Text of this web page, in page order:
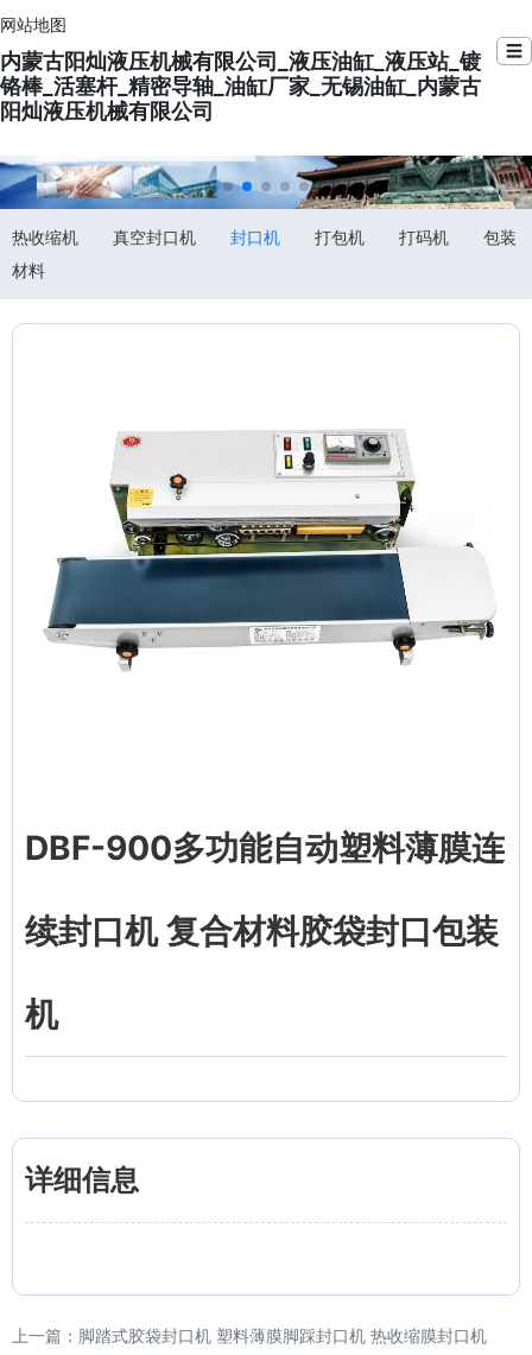
网站地图
内蒙古阳灿液压机械有限公司_液压油缸_液压站_镀
铬棒_活塞杆_精密导轴_油缸厂家_无锡油缸_内蒙古
阳灿液压机械有限公司
☰
热收缩机 真空封口机 封口机 打包机 打码机
包装
材料
DBF-900多功能自动塑料薄膜连
续封口机 复合材料胶袋封口包装
机
详细信息
上一篇： 脚踏式胶袋封口机 塑料薄膜脚踩封口机 热收缩膜封口机